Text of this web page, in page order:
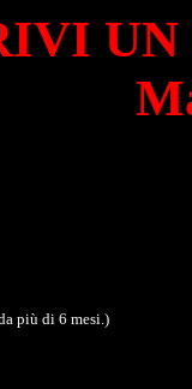
più di 6 mesi.)